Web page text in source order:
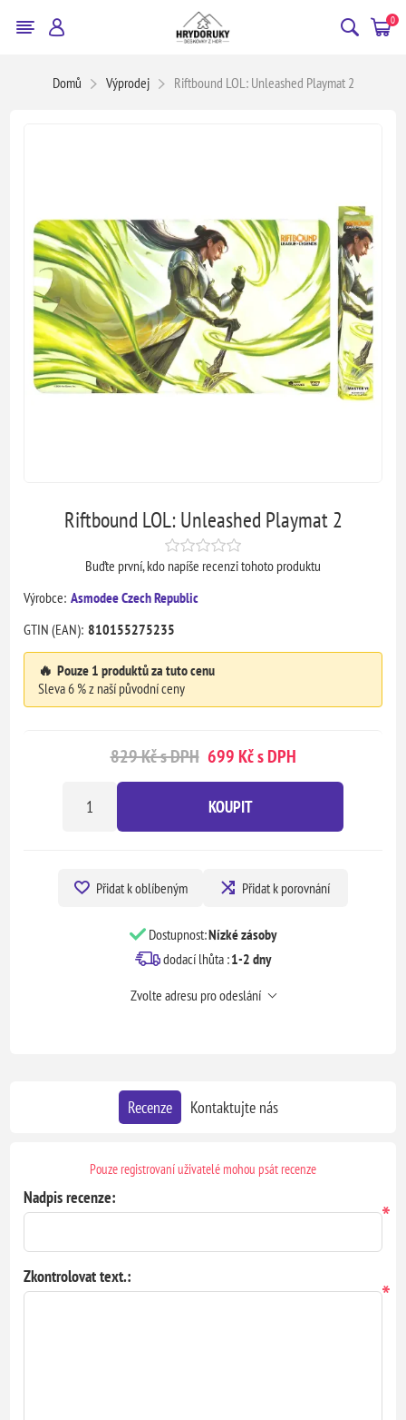
0
Domů Výprodej Riftbound LOL: Unleashed Playmat 2
Riftbound LOL: Unleashed Playmat 2
Buďte první, kdo napíše recenzi tohoto produktu
Výrobce: Asmodee Czech Republic
GTIN (EAN): 810155275235
🔥 Pouze 1 produktů za tuto cenu
Sleva 6 % z naší původní ceny
829 Kč s DPH 699 Kč s DPH
KOUPIT
Přidat k oblíbeným Přidat k porovnání
Dostupnost:Nízké zásoby
dodací lhůta :1-2 dny
Zvolte adresu pro odeslání
Recenze Kontaktujte nás
Pouze registrovaní uživatelé mohou psát recenze
Nadpis recenze:
*
Zkontrolovat text.:
*